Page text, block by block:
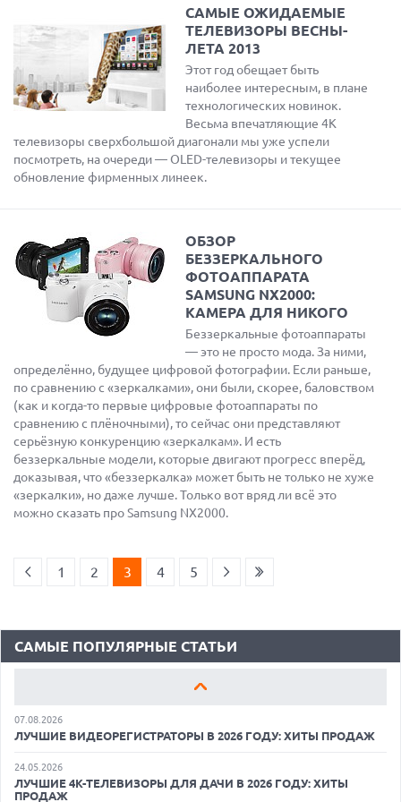
САМЫЕ ОЖИДАЕМЫЕ
ТЕЛЕВИЗОРЫ ВЕСНЫ-
ЛЕТА 2013
Этот год обещает быть
наиболее интересным, в плане
технологических новинок.
Весьма впечатляющие 4К
телевизоры сверхбольшой диагонали мы уже успели
посмотреть, на очереди — OLED-телевизоры и текущее
обновление фирменных линеек.
ОБЗОР
БЕЗЗЕРКАЛЬНОГО
ФОТОАППАРАТА
SAMSUNG NX2000:
КАМЕРА ДЛЯ НИКОГО
Беззеркальные фотоаппараты
— это не просто мода. За ними,
определённо, будущее цифровой фотографии. Если раньше,
по сравнению с «зеркалками», они были, скорее, баловством
(как и когда-то первые цифровые фотоаппараты по
сравнению с плёночными), то сейчас они представляют
серьёзную конкуренцию «зеркалкам». И есть
беззеркальные модели, которые двигают прогресс вперёд,
доказывая, что «беззеркалка» может быть не только не хуже
«зеркалки», но даже лучше. Только вот вряд ли всё это
можно сказать про Samsung NX2000.
1 2 3 4 5
САМЫЕ ПОПУЛЯРНЫЕ СТАТЬИ
САМЫЕ ЛЕГКИЕ НОУТБУКИ С ДИСКРЕТНОЙ ГРАФИКОЙ: ВЫБОР
ZOOM
ЛЕТОМ: ВЫБОР ZOOM
07.08.2026
ЛУЧШИЕ ВИДЕОРЕГИСТРАТОРЫ В 2026 ГОДУ: ХИТЫ ПРОДАЖ
24.05.2026
ЛУЧШИЕ 4K-ТЕЛЕВИЗОРЫ ДЛЯ ДАЧИ В 2026 ГОДУ: ХИТЫ
ПРОДАЖ